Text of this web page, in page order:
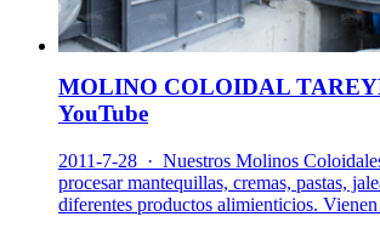
MOLINO COLOIDAL
YouTube
2011-7-28 · Nuestros Molinos
procesar mantequillas, cremas, pastas,
diferentes productos alimienticios.